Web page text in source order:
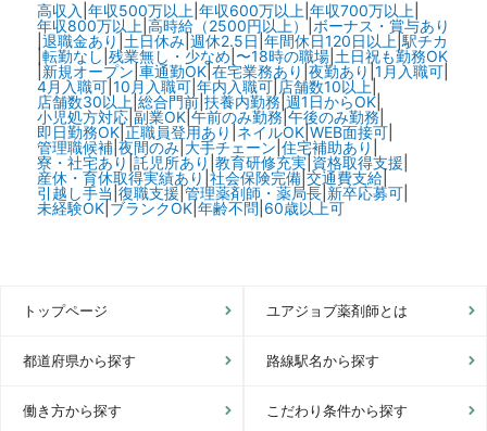
高収入 年収500万以上 年収600万以上 年収700万以上
年収800万以上 高時給（2500円以上）| ボーナス・賞与あり
退職金あり 土日休み| 週休2.5日 年間休日120日以上 駅チカ
|転勤なし 残業無し・少なめ 〜18時の職場| 土日祝も勤務OK
|新規オープン 車通勤OK|在宅業務あり 夜勤あり 1月入職可|
4月入職可| 10月入職可| 年内入職可| 店舗数10以上|
店舗数30以上 総合門前| 扶養内勤務 週1日からOK|
小児処方対応| 副業OK| 午前のみ勤務| 午後のみ勤務|
即日勤務OK| 正職員登用あり ネイルOK| WEB面接可|
管理職候補| 夜間のみ| 大手チェーン 住宅補助あり
寮・社宅あり 託児所あり 教育研修充実| 資格取得支援
産休・育休取得実績あり 社会保険完備| 交通費支給|
引越し手当 復職支援 |管理薬剤師・薬局長| 新卒応募可|
未経験OK| ブランクOK| 年齢不問 60歳以上可
トップページ ユアジョブ薬剤師とは
都道府県から探す 路線駅名から探す
働き方から探す こだわり条件から探す